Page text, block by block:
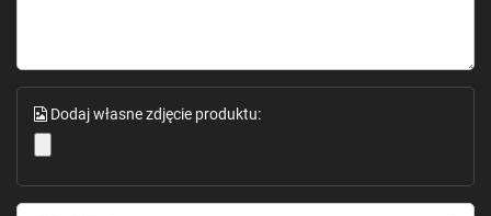
Dodaj własne zdjęcie produktu: